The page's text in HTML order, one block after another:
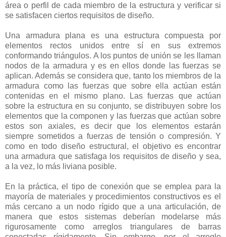
área o perfil de cada miembro de la estructura y verificar si
se satisfacen ciertos requisitos de diseño.
Una armadura plana es una estructura compuesta por
elementos rectos unidos entre sí en sus extremos
conformando triángulos. A los puntos de unión se les llaman
nodos de la armadura y es en ellos donde las fuerzas se
aplican. Además se considera que, tanto los miembros de la
armadura como las fuerzas que sobre ella actúan están
contenidas en el mismo plano. Las fuerzas que actúan
sobre la estructura en su conjunto, se distribuyen sobre los
elementos que la componen y las fuerzas que actúan sobre
estos son axiales, es decir que los elementos estarán
siempre sometidos a fuerzas de tensión o compresión. Y
como en todo diseño estructural, el objetivo es encontrar
una armadura que satisfaga los requisitos de diseño y sea,
a la vez, lo más liviana posible.
En la práctica, el tipo de conexión que se emplea para la
mayoría de materiales y procedimientos constructivos es el
más cercano a un nodo rígido que a una articulación, de
manera que estos sistemas deberían modelarse más
rigurosamente como arreglos triangulares de barras